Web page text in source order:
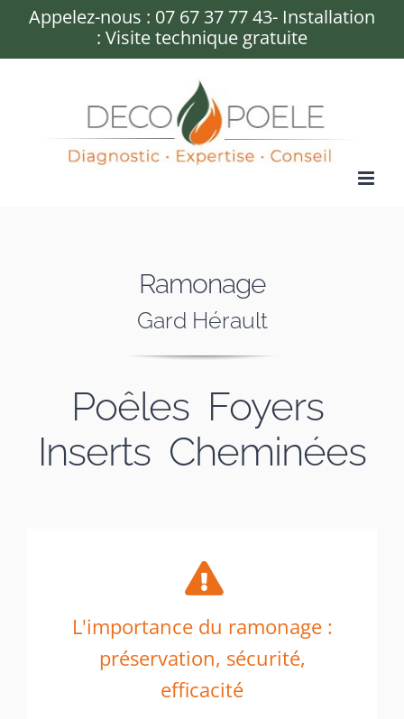
PasserAppelez-nous : 07 67 37 77 43- Installation
: Visite technique gratuite
Ramonage
Gard Hérault
Poêles Foyers
Inserts Cheminées
L'importance du ramonage :
préservation, sécurité,
efficacité